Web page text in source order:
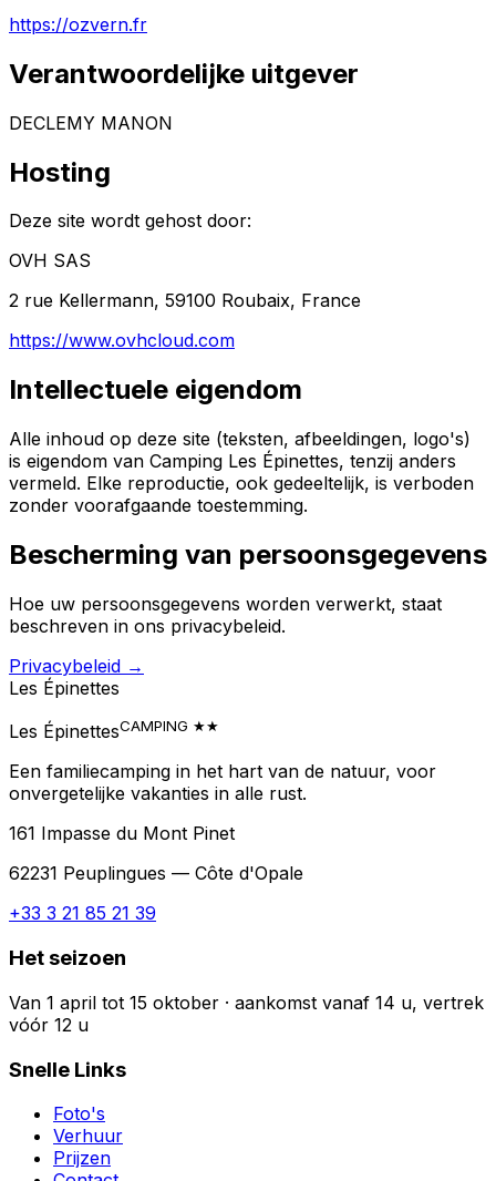
https://ozvern.fr
Verantwoordelijke uitgever
DECLEMY MANON
Hosting
Deze site wordt gehost door:
OVH SAS
2 rue Kellermann, 59100 Roubaix, France
https://www.ovhcloud.com
Intellectuele eigendom
Alle inhoud op deze site (teksten, afbeeldingen, logo's)
is eigendom van Camping Les Épinettes, tenzij anders
vermeld. Elke reproductie, ook gedeeltelijk, is verboden
zonder voorafgaande toestemming.
Bescherming van persoonsgegevens
Hoe uw persoonsgegevens worden verwerkt, staat
beschreven in ons privacybeleid.
Privacybeleid →
Les Épinettes
Les ÉpinettesCAMPING ★★
Een familiecamping in het hart van de natuur, voor
onvergetelijke vakanties in alle rust.
161 Impasse du Mont Pinet
62231 Peuplingues — Côte d'Opale
+33 3 21 85 21 39
Het seizoen
Van 1 april tot 15 oktober · aankomst vanaf 14 u, vertrek
vóór 12 u
Snelle Links
Foto's
Verhuur
Prijzen